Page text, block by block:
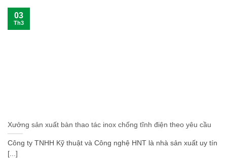
Xưởng sản xuất bàn thao tác inox chống tĩnh điện theo yêu cầu
Công ty TNHH Kỹ thuật và Công nghệ HNT là nhà sản xuất uy tín
[...]
03
Th3